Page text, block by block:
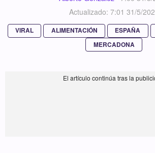
Actualizado: 7:01 31/5/
VIRAL ALIMENTACIÓN ESPAÑA
MERCADONA